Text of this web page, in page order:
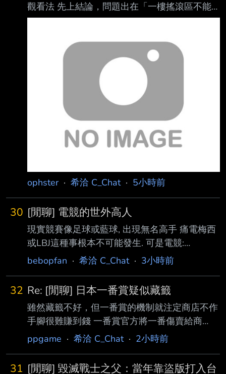
觀看法 先上結論，問題出在「一樓搖滾區不能
坐」，而不是二樓能不能站 我在日本參加過的
參加的還不夠多，不確定 是否每場都這樣） 除
了讓一樓的人不用站整場，同時放椅子獲得較大
的前後空間，也可以取得比較良好的視野 然後
整場演唱會基本上就是想坐就坐想站就站，甚至
樂手還會call觀眾站起來嗨，中間mc環 節再坐下
來休息。 但是台灣場情況就不一樣了，一樓搖
滾區全站，擠得像沙丁魚，除了累以外視野還
差，身高 矮一點的更是只能看前面的頭看整
ophster· 希洽 C_Chat· 5小時前
30 [閒聊] 電競的世外高人
現實競賽像足球或藍球, 出現無名高手 痛電梅西
或LBJ這種事根本不可能發生. 可是電競:
https://x.com/Furious_blog/status/2086167712
壓職業對手奪冠. 對比現實競技, 為何電競這麼容
易出現世外高人??? --
bebopfan · 希洽 C_Chat· 3小時前
32 Re: [閒聊] 日本一番賞疑似藏籤
雖然藏籤不好，但一番賞的機制就注定商店不作
手腳很難賺到錢 一番賞官方將一番傷賣給商
店，本質上就是把賭具賣給商店 商店能賺多少
憑"運氣" 全靠大獎出貨時間的早晚 就算有最後
ppgame · 希洽 C_Chat· 2小時前
31 [閒聊] 毀滅戰士之父：當年靠盜版打入台